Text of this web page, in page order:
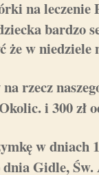
na leczenie
bardzo
że w niedziele
rzecz
i 300 zł
w dniach
dnia Gidle,